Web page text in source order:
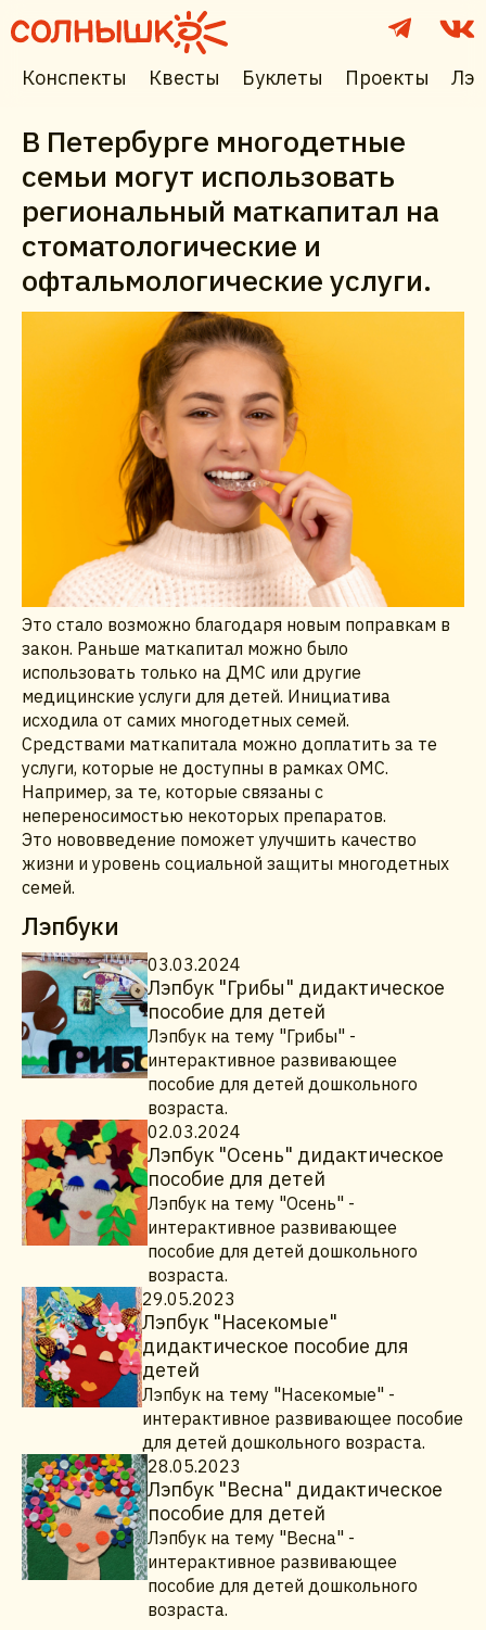
Конспекты Квесты Буклеты Проекты
В Петербурге многодетные
семьи могут использовать
региональный маткапитал на
стоматологические и
офтальмологические услуги.
Это стало возможно благодаря новым поправкам в
закон. Раньше маткапитал можно было
использовать только на ДМС или другие
медицинские услуги для детей. Инициатива
исходила от самих многодетных семей.
Средствами маткапитала можно доплатить за те
услуги, которые не доступны в рамках ОМС.
Например, за те, которые связаны с
непереносимостью некоторых препаратов.
Это нововведение поможет улучшить качество
жизни и уровень социальной защиты многодетных
семей.
Лэпбуки
03.03.2024
Лэпбук "Грибы" дидактическое
пособие для детей
Лэпбук на тему "Грибы" -
интерактивное развивающее
пособие для детей дошкольного
возраста.
02.03.2024
Лэпбук "Осень" дидактическое
пособие для детей
Лэпбук на тему "Осень" -
интерактивное развивающее
пособие для детей дошкольного
возраста.
29.05.2023
Лэпбук "Насекомые"
дидактическое пособие для
детей
Лэпбук на тему "Насекомые" -
интерактивное развивающее пособие
для детей дошкольного возраста.
28.05.2023
Лэпбук "Весна" дидактическое
пособие для детей
Лэпбук на тему "Весна" -
интерактивное развивающее
пособие для детей дошкольного
возраста.